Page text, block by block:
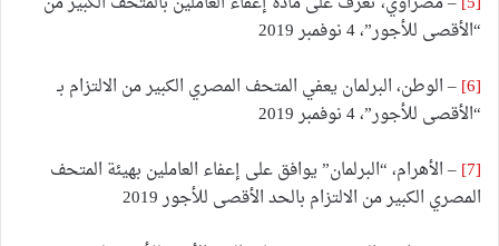
“الأقصى للأجور”، 4 نوفمبر 2019
[6] – الوطن، البرلمان يعفي المتحف المصري الكبير من الالتزام بـ
“الأقصى للأجور”، 4 نوفمبر 2019
[7] – الأهرام، “البرلمان” يوافق على إعفاء العاملين بهيئة المتحف
المصري الكبير من الالتزام بالحد الأقصى للأجور 2019